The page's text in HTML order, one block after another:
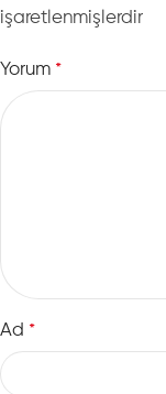
işaretlenmişlerdir
Yorum *
Ad *